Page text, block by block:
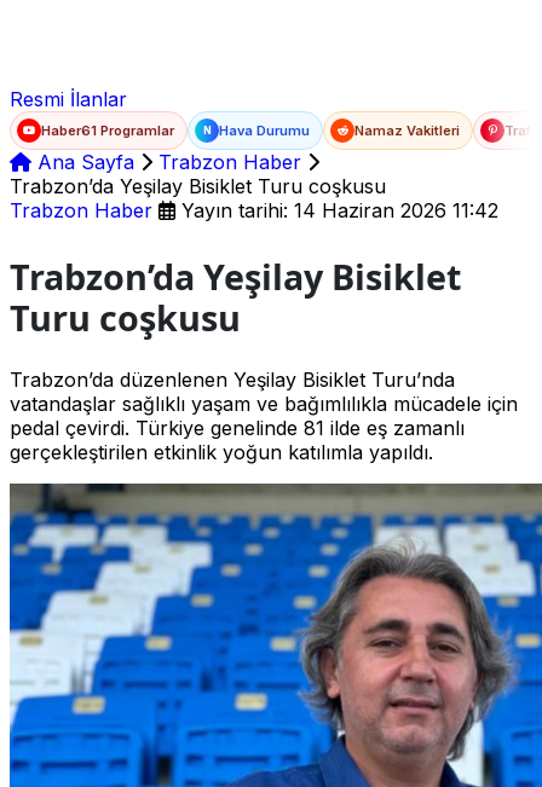
Resmi İlanlar
Haber61 Programlar N Hava Durumu Namaz Vakitleri
Ana Sayfa
Trabzon Haber
Trabzon’da Yeşilay Bisiklet Turu coşkusu
Trabzon Haber
Yayın tarihi: 14 Haziran 2026 11:42
Trabzon’da Yeşilay Bisiklet
Turu coşkusu
Trabzon’da düzenlenen Yeşilay Bisiklet Turu’nda
vatandaşlar sağlıklı yaşam ve bağımlılıkla mücadele için
pedal çevirdi. Türkiye genelinde 81 ilde eş zamanlı
gerçekleştirilen etkinlik yoğun katılımla yapıldı.